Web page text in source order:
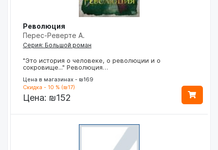
Революция
Перес-Реверте А.
Серия: Большой роман
"Это история о человеке, о революции и о
сокровище..." Революция…
Цена в магазинах - ₪169
Скидка - 10 % (₪17)
Цена: ₪152